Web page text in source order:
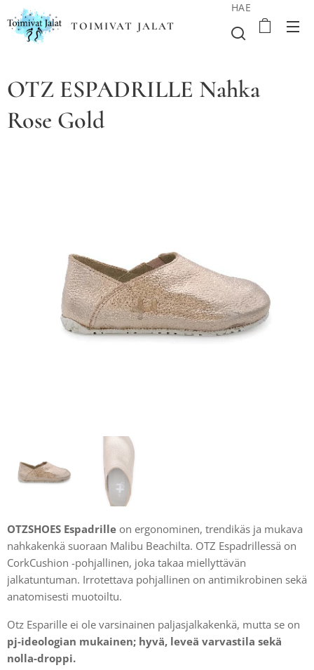
TOIMIVAT JALAT
HAE
OTZ ESPADRILLE Nahka
Rose Gold
OTZSHOES Espadrille on ergonominen, trendikäs ja mukava
nahkakenkä suoraan Malibu Beachilta. OTZ Espadrillessä on
CorkCushion -pohjallinen, joka takaa miellyttävän
jalkatuntuman. Irrotettava pohjallinen on antimikrobinen sekä
anatomisesti muotoiltu.
Otz Esparille ei ole varsinainen paljasjalkakenkä, mutta se on
pj-ideologian mukainen; hyvä, leveä varvastila sekä
nolla-droppi.